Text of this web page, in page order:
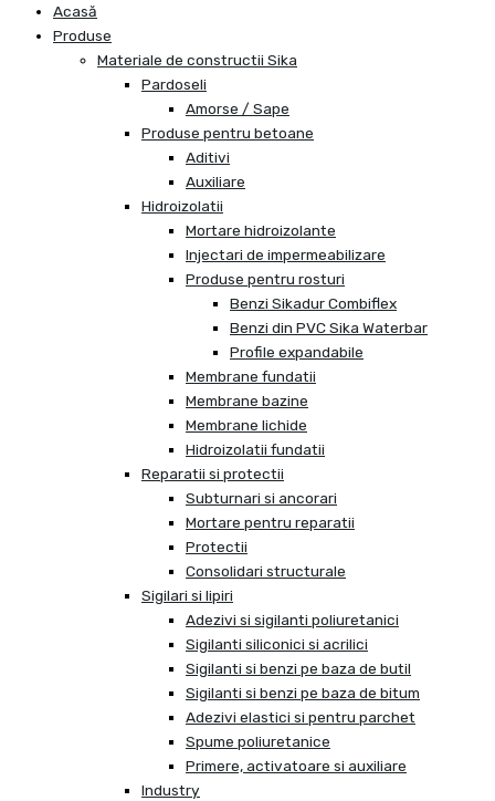
Acasă
Produse
Materiale de constructii Sika
Pardoseli
Amorse / Sape
Produse pentru betoane
Aditivi
Auxiliare
Hidroizolatii
Mortare hidroizolante
Injectari de impermeabilizare
Produse pentru rosturi
Benzi Sikadur Combiflex
Benzi din PVC Sika Waterbar
Profile expandabile
Membrane fundatii
Membrane bazine
Membrane lichide
Hidroizolatii fundatii
Reparatii si protectii
Subturnari si ancorari
Mortare pentru reparatii
Protectii
Consolidari structurale
Sigilari si lipiri
Adezivi si sigilanti poliuretanici
Sigilanti siliconici si acrilici
Sigilanti si benzi pe baza de butil
Sigilanti si benzi pe baza de bitum
Adezivi elastici si pentru parchet
Spume poliuretanice
Primere, activatoare si auxiliare
Industry